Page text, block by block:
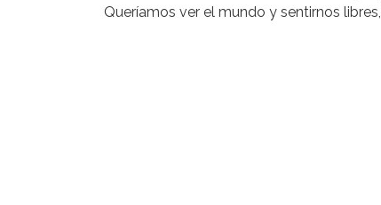
Queríamos ver el mundo y sentirnos